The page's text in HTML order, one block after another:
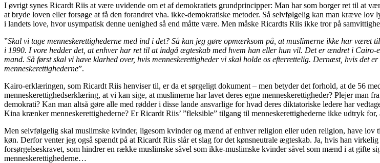
I øvrigt synes Ricardt Riis at være uvidende om et af demokratiets grundprincipper: Man har som borger ret til at
at bryde loven eller forsøge at få den forandret vha. ikke-demokratiske metoder. Så selvfølgelig kan man kræve
i landets love, hvor usympatisk denne uenighed så end måtte være. Men måske Ricardts Riis ikke tror på
”Skal vi tage menneskerettighederne med ind i det? Så kan jeg gøre opmærksom på, at muslimerne ikke har været
i 1990. I vore hedder det, at enhver har ret til at indgå ægteskab med hvem han eller hun vil. Det er ændret i
mand. Så først skal vi have klarhed over, hvis menneskerettigheder vi skal holde os efterrettelig. Dernæst, hvis det
menneskerettighederne”.
Kairo-erklæringen, som Ricardt Riis henviser til, er da et sørgeligt dokument – men betyder det forhold, at de 56
menneskerettighedserklæring, at vi kan sige, at muslimerne har lavet deres egne menneskerettigheder? Plejer man
demokrati? Kan man altså gøre alle med rødder i disse lande ansvarlige for hvad deres diktatoriske ledere har
Kina krænker menneskerettighederne? Er Ricardt Riis’ ”fleksible” tilgang til menneskerettighederne ikke udtryk
Men selvfølgelig skal muslimske kvinder, ligesom kvinder og mænd af enhver religion eller uden religion, have lov
køn. Derfor venter jeg også spændt på at Ricardt Riis slår et slag for det kønsneutrale ægteskab. Ja, hvis han
forsørgelseskravet, som hindrer en række muslimske såvel som ikke-muslimske kvinder såvel som mænd i at gifte
menneskerettighederne…